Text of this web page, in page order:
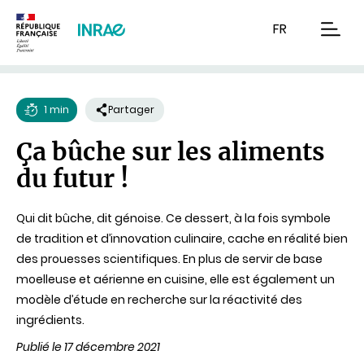
FR
de
lecture
1 min Partager
Ça bûche sur les aliments
du futur !
Qui dit bûche, dit génoise. Ce dessert, à la fois symbole
de tradition et d’innovation culinaire, cache en réalité bien
des prouesses scientifiques. En plus de servir de base
moelleuse et aérienne en cuisine, elle est également un
modèle d’étude en recherche sur la réactivité des
ingrédients.
Publié le 17 décembre 2021